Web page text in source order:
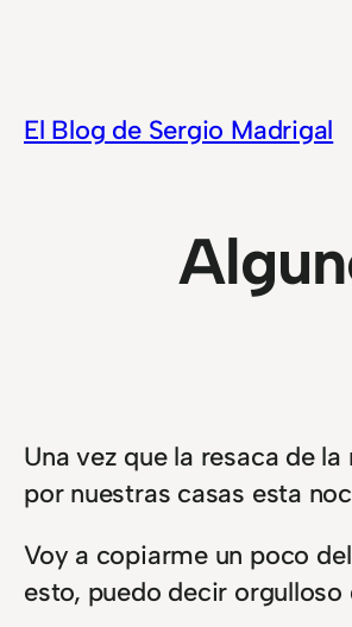
El Blog de Sergio Madrigal
Una vez que la resaca de
por nuestras casas esta
Voy a copiarme un poco
esto, puedo decir